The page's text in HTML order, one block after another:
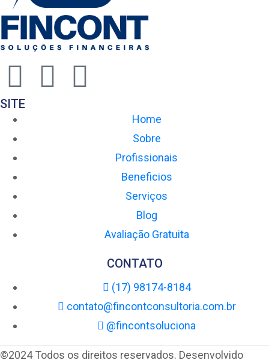
SITE
Home
Sobre
Profissionais
Beneficios
Serviços
Blog
Avaliação Gratuita
CONTATO
(17) 98174-8184
contato@fincontconsultoria.com.br
@fincontsoluciona
©2024 Todos os direitos reservados. Desenvolvido